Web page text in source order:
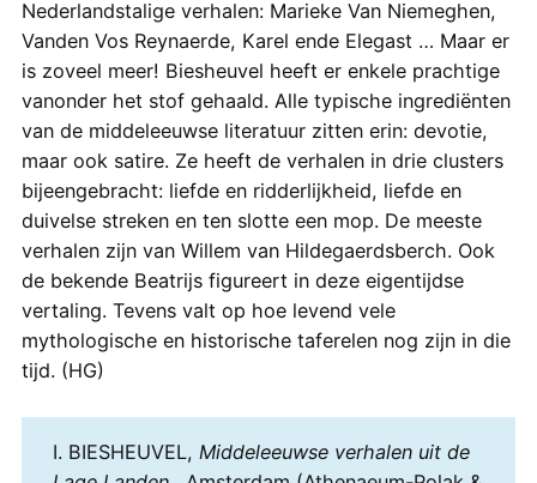
Nederlandstalige verhalen: Marieke Van Niemeghen,
Vanden Vos Reynaerde, Karel ende Elegast … Maar er
is zoveel meer! Biesheuvel heeft er enkele prachtige
vanonder het stof gehaald. Alle typische ingrediënten
van de middeleeuwse literatuur zitten erin: devotie,
maar ook satire. Ze heeft de verhalen in drie clusters
bijeengebracht: liefde en ridderlijkheid, liefde en
duivelse streken en ten slotte een mop. De meeste
verhalen zijn van Willem van Hildegaerdsberch. Ook
de bekende Beatrijs figureert in deze eigentijdse
vertaling. Tevens valt op hoe levend vele
mythologische en historische taferelen nog zijn in die
tijd. (HG)
I. BIESHEUVEL, Middeleeuwse verhalen uit de